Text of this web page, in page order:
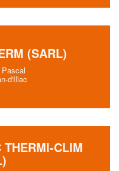
(SARL)
d'Illac
THERMI-CLIM